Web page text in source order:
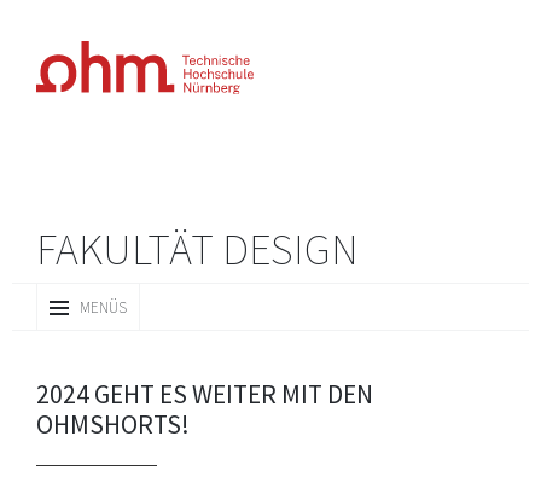
FAKULTÄT DESIGN
MENÜS
INHALT
2024 GEHT ES WEITER MIT DEN
OHMSHORTS!